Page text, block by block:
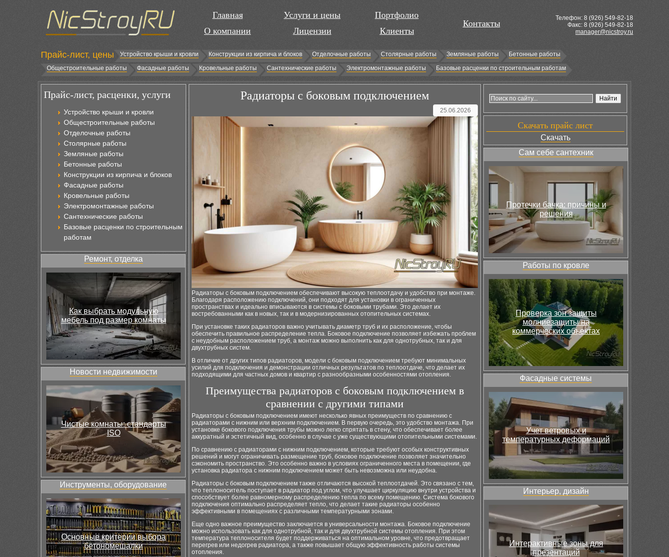
Главная
О компании
Услуги и цены
Лицензии
Портфолио
Клиенты
Контакты
Телефон: 8 (926) 549-82-18
Факс: 8 (926) 549-82-18
manager@nicstroy.ru
Прайс-лист, цены Устройство крыши и кровли Конструкции из кирпича и блоков Отделочные работы Столярные работы Земляные работы
Бетонные работы
Общестроительные работы
Фасадные работы Кровельные работы Сантехнические работы Электромонтажные работы Базовые расценки по строительным работам
Прайс-лист, расценки, услуги
Устройство крыши и кровли
Общестроительные работы
Отделочные работы
Столярные работы
Земляные работы
Бетонные работы
Конструкции из кирпича и блоков
Фасадные работы
Кровельные работы
Электромонтажные работы
Сантехнические работы
Базовые расценки по строительным
работам
Ремонт, отделка
Как выбрать модульную
мебель под размер комнаты
Новости недвижимости
Чистые комнаты: стандарты
ISO
Инструменты, оборудование
Основные критерии выбора
бетономешалки
Радиаторы с боковым подключением
25.06.2026
Радиаторы с боковым подключением обеспечивают высокую теплоотдачу и удобство при монтаже.
Благодаря расположению подключений, они подходят для установки в ограниченных
пространствах и идеально вписываются в системы с боковыми трубами. Это делает их
востребованными как в новых, так и в модернизированных отопительных системах.
При установке таких радиаторов важно учитывать диаметр труб и их расположение, чтобы
обеспечить правильное распределение тепла. Боковое подключение позволяет избежать проблем
с неудобным расположением труб, а монтаж можно выполнить как для однотрубных, так и для
двухтрубных систем.
В отличие от других типов радиаторов, модели с боковым подключением требуют минимальных
усилий для подключения и демонстрации отличных результатов по теплоотдаче, что делает их
подходящими для частных домов и квартир с разнообразными особенностями отопления.
Преимущества радиаторов с боковым подключением в
сравнении с другими типами
Радиаторы с боковым подключением имеют несколько явных преимуществ по сравнению с
радиаторами с нижним или верхним подключением. В первую очередь, это удобство монтажа. При
установке бокового подключения трубы можно легко спрятать в стену, что обеспечивает более
аккуратный и эстетичный вид, особенно в случае с уже существующими отопительными системами.
По сравнению с радиаторами с нижним подключением, которые требуют особых конструктивных
решений и могут ограничивать размещение труб, боковое подключение позволяет значительно
сэкономить пространство. Это особенно важно в условиях ограниченного места в помещении, где
установка радиатора с нижним подключением может быть невозможна или неудобна.
Радиаторы с боковым подключением также отличаются высокой теплоотдачей. Это связано с тем,
что теплоноситель поступает в радиатор под углом, что улучшает циркуляцию внутри устройства и
способствует более равномерному распределению тепла по всему помещению. Система бокового
подключения оптимально распределяет тепло, что делает такие радиаторы особенно
эффективными в помещениях с различными температурными зонами.
Еще одно важное преимущество заключается в универсальности монтажа. Боковое подключение
можно использовать как для однотрубной, так и для двухтрубной системы отопления. При этом
температура теплоносителя будет поддерживаться на оптимальном уровне, что предотвращает
перегрев или недогрев радиатора, а также повышает общую эффективность работы системы
отопления.
Скачать прайс лист
Скачать
Сам себе сантехник
Протечки бачка: причины и
решения
Работы по кровле
Проверка зон защиты
молниезащиты на
коммерческих объектах
Фасадные системы
Учет ветровых и
температурных деформаций
Интерьер, дизайн
Интерактивные зоны для
презентаций